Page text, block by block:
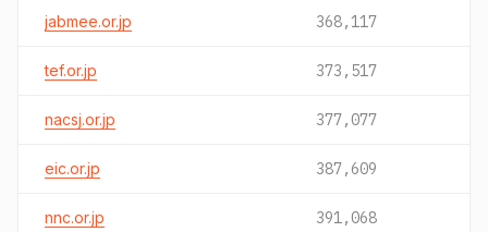
jabmee.or.jp 368,117
tef.or.jp 373,517
nacsj.or.jp 377,077
eic.or.jp 387,609
nnc.or.jp 391,068